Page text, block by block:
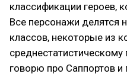
классификации героев,
Все персонажи делятся
классов, некоторые из
говорю про Саппортов и